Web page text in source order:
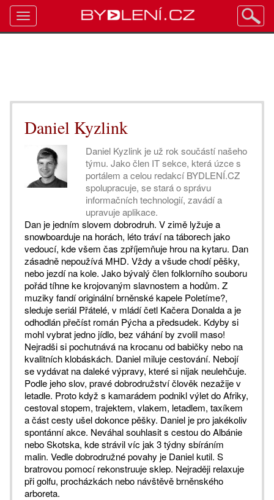
Daniel Kyzlink
Daniel Kyzlink je už rok součástí našeho
týmu. Jako člen IT sekce, která úzce s
portálem a celou redakcí BYDLENÍ.CZ
spolupracuje, se stará o správu
informačních technologií, zavádí a
upravuje aplikace.
Dan je jedním slovem dobrodruh. V zimě lyžuje a
snowboarduje na horách, léto tráví na táborech jako
vedoucí, kde všem čas zpříjemňuje hrou na kytaru. Dan
zásadně nepoužívá MHD. Vždy a všude chodí pěšky,
nebo jezdí na kole. Jako bývalý člen folklorního souboru
pořád tíhne ke krojovaným slavnostem a hodům. Z
muziky fandí originální brněnské kapele Poletíme?,
sleduje seriál Přátelé, v mládí četl Kačera Donalda a je
odhodlán přečíst román Pýcha a předsudek. Kdyby si
mohl vybrat jedno jídlo, bez váhání by zvolil maso!
Nejradši si pochutnává na krocanu od babičky nebo na
kvalitních klobáskách. Daniel miluje cestování. Nebojí
se vydávat na daleké výpravy, které si nijak neulehčuje.
Podle jeho slov, pravé dobrodružství člověk nezažije v
letadle. Proto když s kamarádem podnikl výlet do Afriky,
cestoval stopem, trajektem, vlakem, letadlem, taxíkem
a část cesty ušel dokonce pěšky. Daniel je pro jakékoliv
spontánní akce. Neváhal souhlasit s cestou do Albánie
nebo Skotska, kde strávil víc jak 3 týdny sbíráním
malin. Vedle dobrodružné povahy je Daniel kutil. S
bratrovou pomocí rekonstruuje sklep. Nejraději relaxuje
při golfu, procházkách nebo návštěvě brněnského
arboreta.
Toggle
navigation